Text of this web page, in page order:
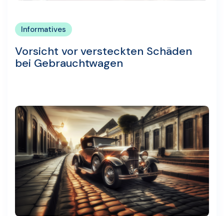
Informatives
Vorsicht vor versteckten Schäden
bei Gebrauchtwagen